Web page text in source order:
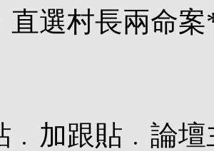
直選村長兩命
﹒加跟貼﹒論壇